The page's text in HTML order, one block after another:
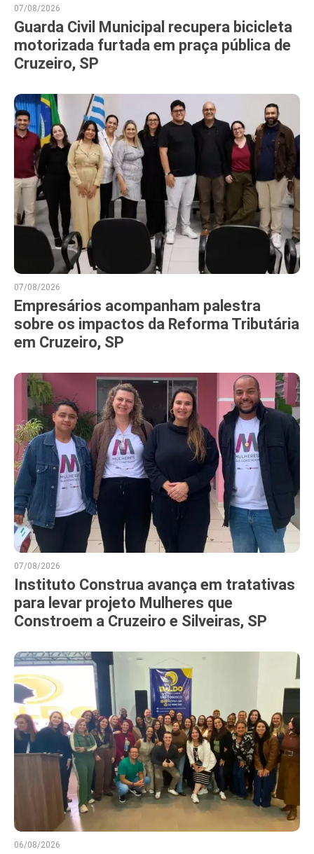
07/08/2026
Guarda Civil Municipal recupera bicicleta
motorizada furtada em praça pública de
Cruzeiro, SP
07/08/2026
Empresários acompanham palestra
sobre os impactos da Reforma Tributária
em Cruzeiro, SP
07/08/2026
Instituto Construa avança em tratativas
para levar projeto Mulheres que
Constroem a Cruzeiro e Silveiras, SP
06/08/2026